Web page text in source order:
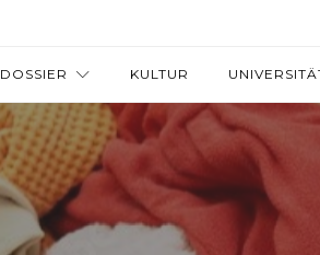
DOSSIER KULTUR